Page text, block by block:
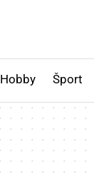
Hobby Šport